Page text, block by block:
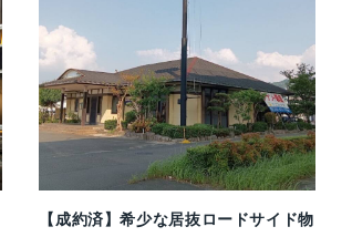
【成約済】希少な居抜ロードサイド物